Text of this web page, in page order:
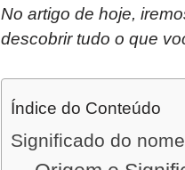
No artigo de hoje,
descobrir tudo o que
Índice do Conteúdo
Significado do